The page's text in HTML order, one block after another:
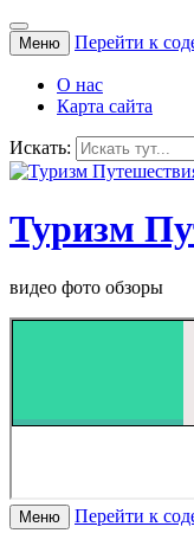
Меню Перейти к
О нас
Карта сайта
Искать:
Туризм
видео фото обзоры
Меню Перейти к